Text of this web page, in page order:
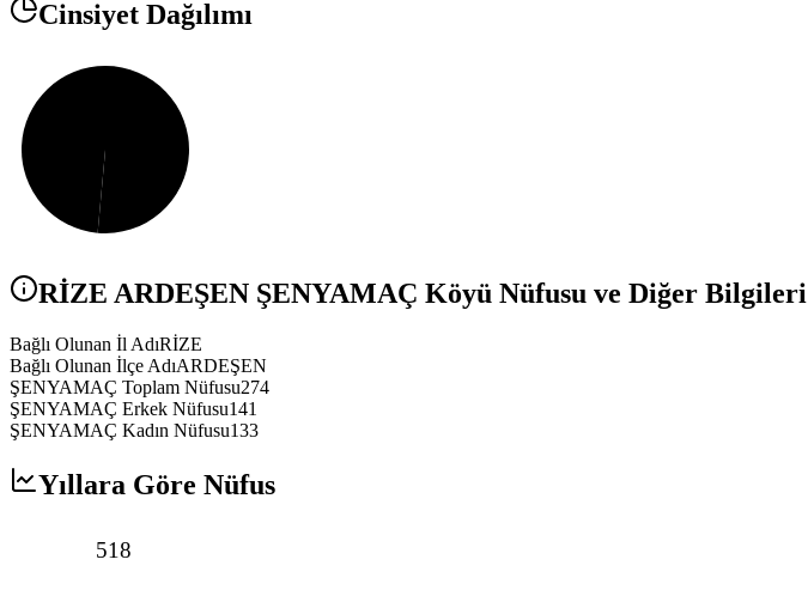
Cinsiyet Dağılımı
RİZE ARDEŞEN ŞENYAMAÇ Köyü Nüfusu ve Diğer Bilgileri
Bağlı Olunan İl AdıRİZE
Bağlı Olunan İlçe AdıARDEŞEN
ŞENYAMAÇ Toplam Nüfusu274
ŞENYAMAÇ Erkek Nüfusu141
ŞENYAMAÇ Kadın Nüfusu133
Yıllara Göre Nüfus
518